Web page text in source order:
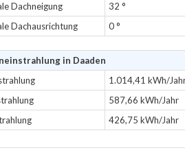
Dachneigung
32 °
Dachausrichtung
0 °
in Daaden
1.014,41 kWh/
587,66 kWh/Jahr
426,75 kWh/Jahr